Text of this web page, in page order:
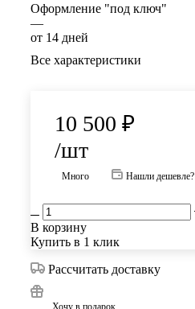
Оформление "под ключ"
—
от 14 дней
Все характеристики
10 500 ₽
/шт
Много Нашли дешевле?
В корзину
Купить в 1 клик
Рассчитать доставку
Хочу в подарок